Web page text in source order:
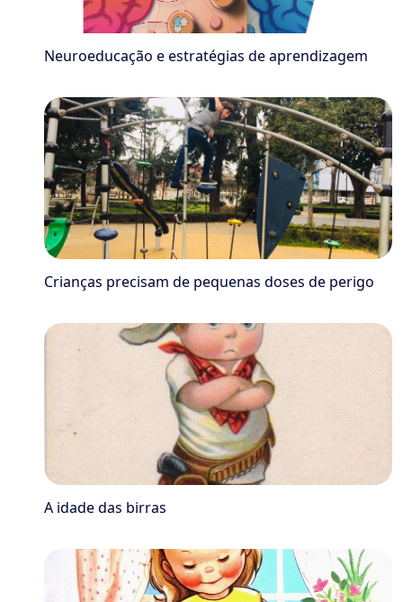
Neuroeducação e estratégias de aprendizagem
Crianças precisam de pequenas doses de perigo
A idade das birras